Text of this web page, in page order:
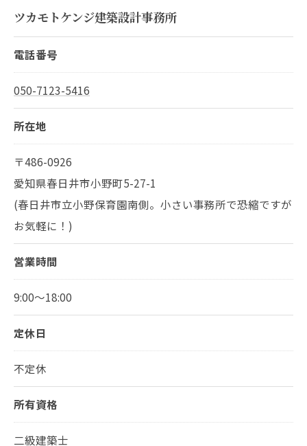
ツカモトケンジ建築設計事務所
電話番号
050-7123-5416
所在地
〒486-0926
愛知県春日井市小野町5-27-1
(春日井市立小野保育園南側。小さい事務所で恐縮ですが
お気軽に！)
営業時間
9:00～18:00
定休日
不定休
所有資格
二級建築士